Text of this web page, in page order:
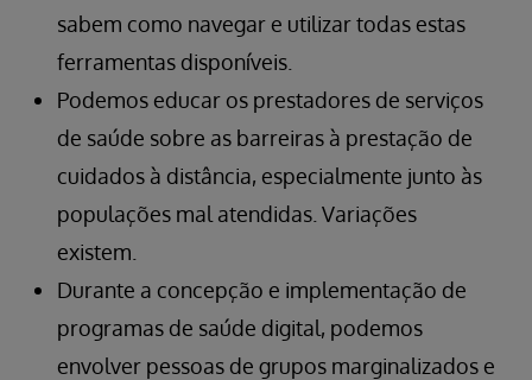
sabem como navegar e utilizar todas estas
ferramentas disponíveis.
Podemos educar os prestadores de serviços
de saúde sobre as barreiras à prestação de
cuidados à distância, especialmente junto às
populações mal atendidas. Variações
existem.
Durante a concepção e implementação de
programas de saúde digital, podemos
envolver pessoas de grupos marginalizados e